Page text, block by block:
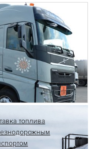
топлива